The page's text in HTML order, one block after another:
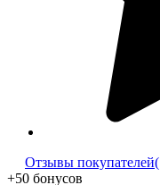
Отзывы
+50 бонусов